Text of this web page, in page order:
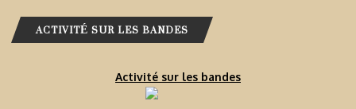
ACTIVITÉ SUR LES BANDES
Activité sur les bandes